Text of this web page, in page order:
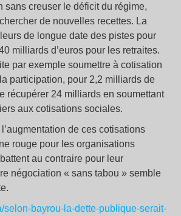
sans creuser le déficit du régime,
de nouvelles recettes. La
de longue date des pistes pour
milliards d’euros pour les retraites.
par exemple soumettre à cotisation
la participation, pour 2,2 milliards de
récupérer 24 milliards en soumettant
aux cotisations sociales.
l’augmentation de ces cotisations
rouge pour les organisations
au contraire pour leur
négociation « sans tabou » semble
selon-bayrou-la-dette-publique-serait-